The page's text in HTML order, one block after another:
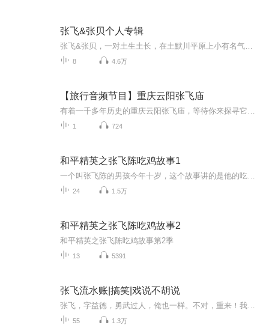
张飞&张贝个人专辑
8 4.6万
【旅行音频节目】重庆云阳张飞庙
1 724
和平精英之张飞陈吃鸡故事1
24 1.5万
和平精英之张飞陈吃鸡故事2
和平精英之张飞陈吃鸡故事第2季
13 5391
张飞流水账|搞笑|戏说不胡说
55 1.3万